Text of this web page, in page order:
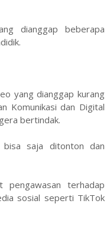
dianggap beberapa
yang dianggap kurang
Komunikasi dan Digital
bertindak.
bisa saja ditonton dan
terhadap
sosial seperti TikTok